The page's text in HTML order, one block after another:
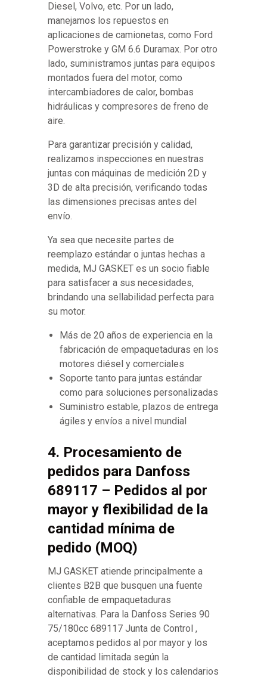
Diesel, Volvo, etc. Por un lado,
manejamos los repuestos en
aplicaciones de camionetas, como Ford
Powerstroke y GM 6.6 Duramax. Por otro
lado, suministramos juntas para equipos
montados fuera del motor, como
intercambiadores de calor, bombas
hidráulicas y compresores de freno de
aire.
Para garantizar precisión y calidad,
realizamos inspecciones en nuestras
juntas con máquinas de medición 2D y
3D de alta precisión, verificando todas
las dimensiones precisas antes del
envío.
Ya sea que necesite partes de
reemplazo estándar o juntas hechas a
medida, MJ GASKET es un socio fiable
para satisfacer a sus necesidades,
brindando una sellabilidad perfecta para
su motor.
Más de 20 años de experiencia en la
fabricación de empaquetaduras en los
motores diésel y comerciales
Soporte tanto para juntas estándar
como para soluciones personalizadas
Suministro estable, plazos de entrega
ágiles y envíos a nivel mundial
4. Procesamiento de
pedidos para Danfoss
689117 – Pedidos al por
mayor y flexibilidad de la
cantidad mínima de
pedido (MOQ)
MJ GASKET atiende principalmente a
clientes B2B que busquen una fuente
confiable de empaquetaduras
alternativas. Para la Danfoss Series 90
75/180cc 689117 Junta de Control ,
aceptamos pedidos al por mayor y los
de cantidad limitada según la
disponibilidad de stock y los calendarios